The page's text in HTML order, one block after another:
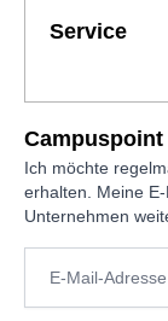
Service
Ich möchte
erhalten. Meine
Unternehmen